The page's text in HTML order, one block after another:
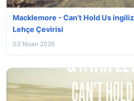
Macklemore - Can’t Hold Us
Lehçe Çevirisi
03 Nisan 2026